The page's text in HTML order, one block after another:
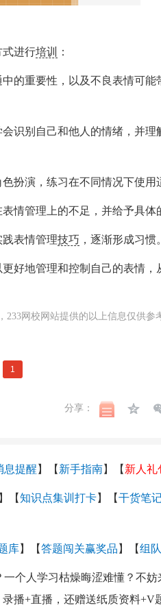
式进行培训 ：
的重要性，以及不良表情可能
识别自己和他人的情绪，并理
扮演，练习在不同情况下使用
情管理上的不足，并给予具体
表情管理技巧 ，逐渐形成习惯。
好地管理和控制自己的表情，
233网校 网站提供的以上信息仅供参
1
分享：
息提醒 】 【 新手指南】 【 新人礼
】【知识点集训打卡】【干货笔
库】 【答题闯关赢奖品 】【组
个人学习枯燥晦涩难懂？不妨
播+直播，还赠送纸质资料+V